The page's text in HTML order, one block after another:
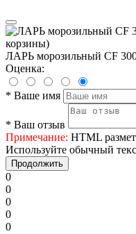
ЛАРЬ морозильный CF
Оценка:
* Ваше имя
* Ваш отзыв
Примечание: HTML
Используйте обычный
Продолжить
0
0
0
0
0